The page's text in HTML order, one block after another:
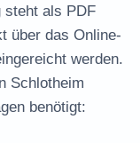
steht als PDF
über das Online-
werden.
Schlotheim
benötigt: